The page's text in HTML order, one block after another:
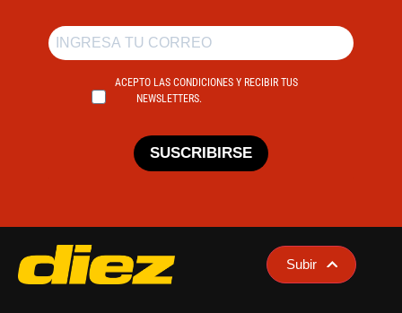
ACEPTO LAS CONDICIONES Y RECIBIR TUS
NEWSLETTERS.
SUSCRIBIRSE
Subir